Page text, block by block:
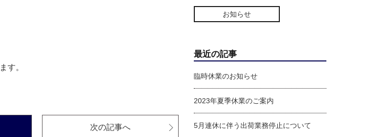
す。
次の記事へ
お知らせ
最近の記事
臨時休業のお知らせ
2023年夏季休業のご案内
5月連休に伴う出荷業務停止について